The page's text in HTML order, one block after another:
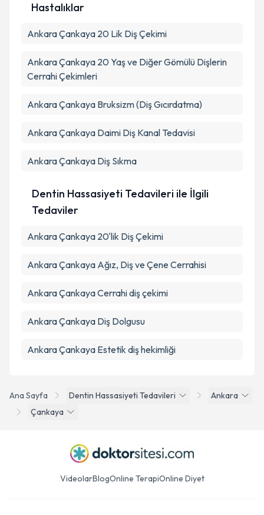
Ana Sayfa Dentin Hassasiyeti Tedavileri
Ankara
Çankaya
Hastalıklar
Ankara Çankaya 20 Lik Diş Çekimi
Ankara Çankaya 20 Yaş ve Diğer Gömülü Dişlerin
Cerrahi Çekimleri
Ankara Çankaya Bruksizm (Diş Gıcırdatma)
Ankara Çankaya Daimi Diş Kanal Tedavisi
Ankara Çankaya Diş Sıkma
Dentin Hassasiyeti Tedavileri ile İlgili
Tedaviler
Ankara Çankaya 20'lik Diş Çekimi
Ankara Çankaya Ağız, Diş ve Çene Cerrahisi
Ankara Çankaya Cerrahi diş çekimi
Ankara Çankaya Diş Dolgusu
Ankara Çankaya Estetik diş hekimliği
VideolarBlogOnline TerapiOnline Diyet